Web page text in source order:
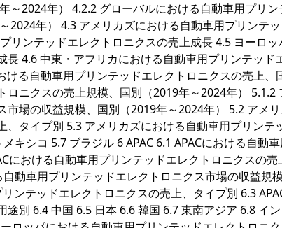
～2024年） 4.2.2 グローバルにおける自動車用プリン
2024年） 4.3 アメリカズにおける自動車用プリンテ
リンテッドエレクトロニクスの売上成長 4.5 ヨーロ
長 4.6 中東・アフリカにおける自動車用プリンテッド
る自動車用プリンテッドエレクトロニクスの売上、
ロニクスの売上規模、国別（2019年～2024年） 5.1.2
市場の収益規模、国別（2019年～2024年） 5.2 アメ
タイプ別 5.3 アメリカズにおける自動車用プリンテ
キシコ 5.7 ブラジル 6 APAC 6.1 APACにおける自動
における自動車用プリンテッドエレクトロニクスの
自動車用プリンテッドエレクトロニクス市場の収益規
ンテッドエレクトロニクスの売上、タイプ別 6.3
別 6.4 中国 6.5 日本 6.6 韓国 6.7 東南アジア 6.8 イ